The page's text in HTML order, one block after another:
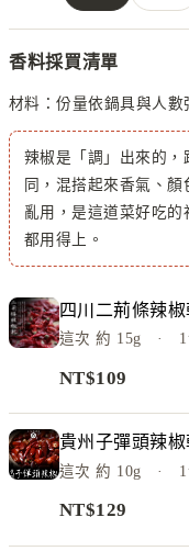
香料採買清單
材料：份量依鍋具與人數
辣椒是「調」出來的
同，混搭起來香氣、
亂用，是這道菜好吃
都用得上。
四川二荊條辣
這次約 15g · 1
NT$109
貴州子彈頭辣椒
這次約 10g · 1
NT$129